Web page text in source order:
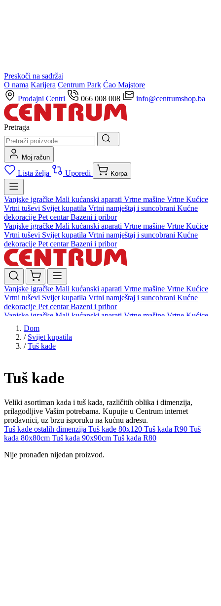
Preskoči na sadržaj
O nama Karijera Centrum Park Ćao Majstore
Prodajni Centri
066 008 008 info@centrumshop.ba
Pretraga
Moj račun
Lista želja Uporedi Korpa
Vanjske igračke Mali kućanski aparati Vrtne mašine Vrtne Kućice
Vrtni tuševi Svijet kupatila Vrtni namještaj i suncobrani Kućne
dekoracije Pet centarBazeni i pribor
Vanjske igračke Mali kućanski aparati Vrtne mašine Vrtne Kućice
Vrtni tuševi Svijet kupatila Vrtni namještaj i suncobrani Kućne
dekoracije Pet centarBazeni i pribor
Vanjske igračke Mali kućanski aparati Vrtne mašine Vrtne Kućice
Vrtni tuševi Svijet kupatila Vrtni namještaj i suncobrani Kućne
dekoracije Pet centarBazeni i pribor
Vanjske igračke Mali kućanski aparati Vrtne mašine Vrtne Kućice
Vrtni tuševi
dekoracijePet centar
Dom
/ Svijet kupatila
/ Tuš kade
Tuš kade
Veliki asortiman kada i tuš kada, različitih oblika i dimenzija,
prilagodljive Vašim potrebama. Kupujte u Centrum internet
prodavnici, uz brzu isporuku na kućnu adresu.
Tuš kade ostalih dimenzija Tuš kade 80x120 Tuš kada R90 Tuš
kada 80x80cm Tuš kada 90x90cm Tuš kada R80
Nije pronađen nijedan proizvod.